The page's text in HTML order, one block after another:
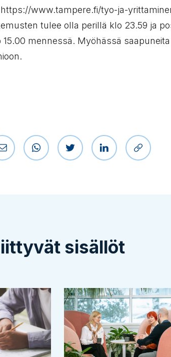
www.tampere.fi/tyo-ja-
tulee olla perillä klo 23.59 ja
mennessä. Myöhässä
Jaa sähköpostilla
Jaa WhatsAppissa
Jaa TwitterissäJaa LinkedInissä
Kopioi
sisällöt